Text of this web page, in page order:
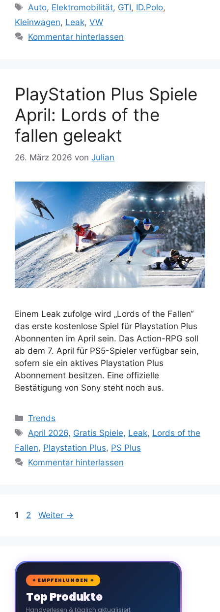
Schlagwörter
Auto, Elektromobilität, GTI, ID.Polo,
Kleinwagen, Leak, VW
Kommentar hinterlassen
PlayStation Plus Spiele
April: Lords of the
fallen geleakt
26. März 2026 von Julian
Einem Leak zufolge wird „Lords of the Fallen“
das erste kostenlose Spiel für Playstation Plus
Abonnenten im April sein. Das Action-RPG soll
ab dem 7. April für PS5-Spieler verfügbar sein,
sofern sie ein aktives Playstation Plus
Abonnement besitzen. Eine offizielle
Bestätigung von Sony steht noch aus.
Kategorien
Trends
Schlagwörter
April 2026, Gratis Spiele, Leak, Lords of the
Fallen, Playstation Plus, PS Plus
Kommentar hinterlassen
Seite
1 Seite
2 Weiter →
🛒
✦ EMPFEHLUNGEN ✦
Top Produkte
Handverlesen & täglich aktualisiert